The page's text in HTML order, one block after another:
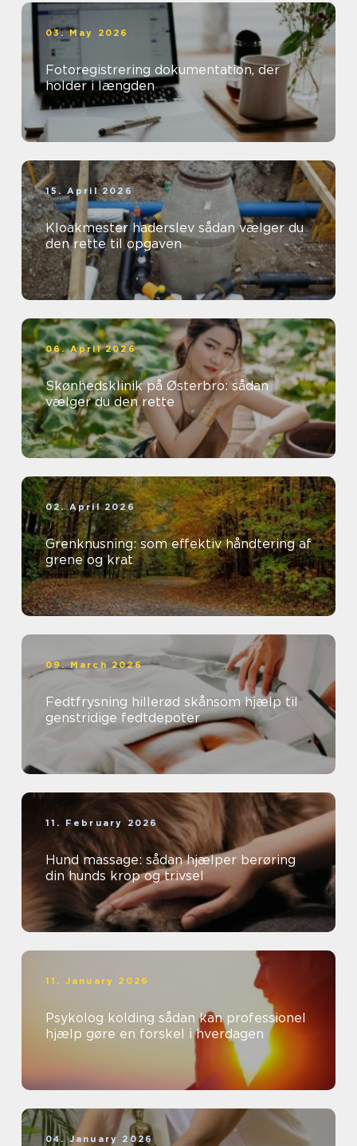
03. May 2026
Fotoregistrering dokumentation, der
holder i længden
15. April 2026
Kloakmester haderslev sådan vælger du
den rette til opgaven
06. April 2026
Skønhedsklinik på Østerbro: sådan
vælger du den rette
02. April 2026
Grenknusning: som effektiv håndtering af
grene og krat
09. March 2026
Fedtfrysning hillerød skånsom hjælp til
genstridige fedtdepoter
11. February 2026
Hund massage: sådan hjælper berøring
din hunds krop og trivsel
11. January 2026
Psykolog kolding sådan kan professionel
hjælp gøre en forskel i hverdagen
04. January 2026